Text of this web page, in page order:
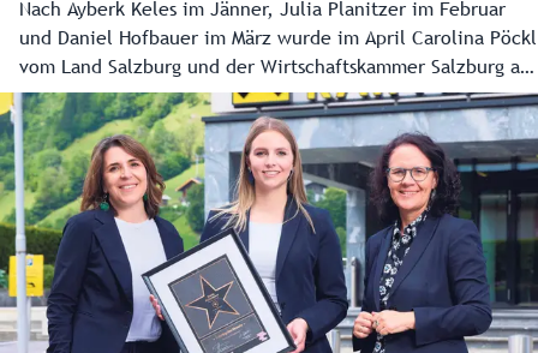
Nach Ayberk Keles im Jänner, Julia Planitzer im Februar
und Daniel Hofbauer im März wurde im April Carolina Pöckl
vom Land Salzburg und der Wirtschaftskammer Salzburg als
„Lehrling des Monats“ ausgezeichnet. Die junge
Faistenauerin absolviert derzeit eine Ausbildung zur
Sattlerin in der Stadt Salzburg.